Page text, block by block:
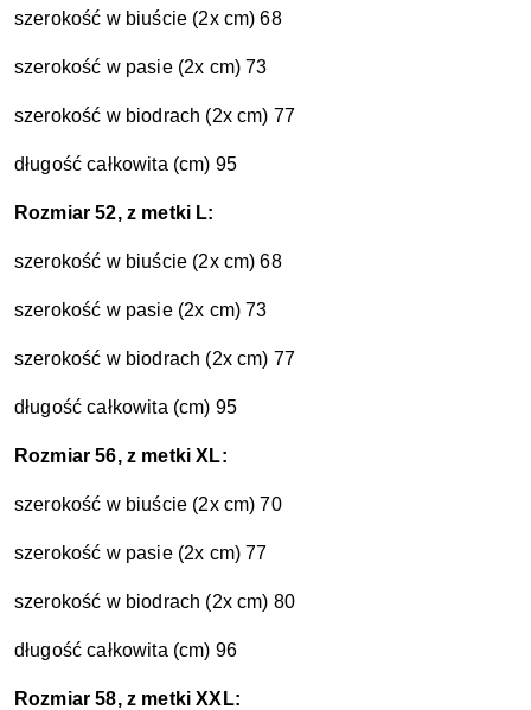
szerokość w biuście (2x cm) 68
szerokość w pasie (2x cm) 73
szerokość w biodrach (2x cm) 77
długość całkowita (cm) 95
Rozmiar 52, z metki L:
szerokość w biuście (2x cm) 68
szerokość w pasie (2x cm) 73
szerokość w biodrach (2x cm) 77
długość całkowita (cm) 95
Rozmiar 56, z metki XL:
szerokość w biuście (2x cm) 70
szerokość w pasie (2x cm) 77
szerokość w biodrach (2x cm) 80
długość całkowita (cm) 96
Rozmiar 58, z metki XXL: